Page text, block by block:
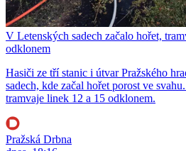
V Letenských sadech začalo hořet,
odklonem
Hasiči ze tří stanic i útvar Pražského
sadech, kde začal hořet porost ve
tramvaje linek 12 a 15 odklonem.
Pražská Drbna